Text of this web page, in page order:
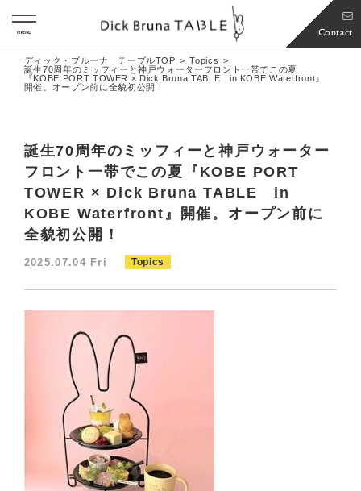
Contact
menu
ディック・ブルーナ テーブルTOP
Topics
誕生70周年のミッフィーと神戸ウォーターフロント一帯でこの夏
『KOBE PORT TOWER × Dick Bruna TABLE in KOBE Waterfront』
開催。オープン前に全貌初公開！
誕生70周年のミッフィーと神戸ウォーター
フロント一帯でこの夏『KOBE PORT
TOWER × Dick Bruna TABLE in
KOBE Waterfront』開催。オープン前に
全貌初公開！
2025.07.04 Fri Topics